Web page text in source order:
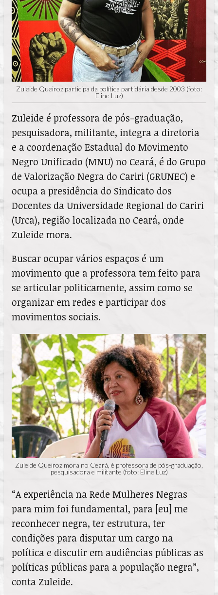
Zuleide Queiroz participa da política partidária desde 2003 (foto:
Eline Luz)
Zuleide é professora de pós-graduação,
pesquisadora, militante, integra a diretoria
e a coordenação Estadual do Movimento
Negro Unificado (MNU) no Ceará, é do Grupo
de Valorização Negra do Cariri (GRUNEC) e
ocupa a presidência do Sindicato dos
Docentes da Universidade Regional do Cariri
(Urca), região localizada no Ceará, onde
Zuleide mora.
Buscar ocupar vários espaços é um
movimento que a professora tem feito para
se articular politicamente, assim como se
organizar em redes e participar dos
movimentos sociais.
Zuleide Queiroz mora no Ceará, é professora de pós-graduação,
pesquisadora e militante (foto: Eline Luz)
“A experiência na Rede Mulheres Negras
para mim foi fundamental, para [eu] me
reconhecer negra, ter estrutura, ter
condições para disputar um cargo na
política e discutir em audiências públicas as
políticas públicas para a população negra”,
conta Zuleide.